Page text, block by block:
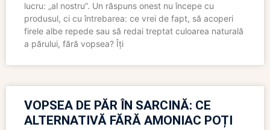
lucru: „al nostru”. Un răspuns onest nu începe cu
produsul, ci cu întrebarea: ce vrei de fapt, să acoperi
firele albe repede sau să redai treptat culoarea naturală
a părului, fără vopsea? Îți
VOPSEA DE PĂR ÎN SARCINĂ: CE
ALTERNATIVĂ FĂRĂ AMONIAC POȚI